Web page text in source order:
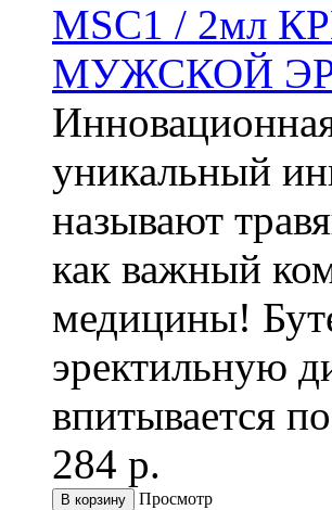
MSC1 / 2мл
МУЖСКОЙ
уникальный
называют
как важный
медицины!
эректильную
впитывается
284 р.
Просмотр